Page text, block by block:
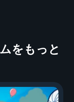
をもっと